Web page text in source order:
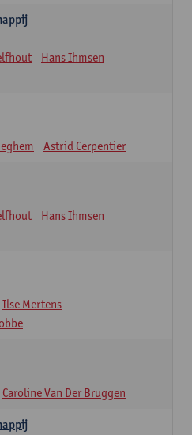
Hans Ihmsen
Astrid Cerpentier
Hans Ihmsen
Ilse Mertens
Caroline Van Der Bruggen